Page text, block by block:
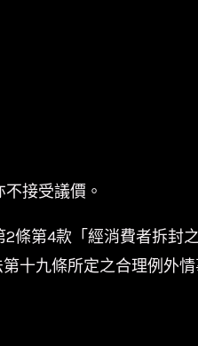
接受議價。
第4款「經消費者拆封
十九條所定之合理例外